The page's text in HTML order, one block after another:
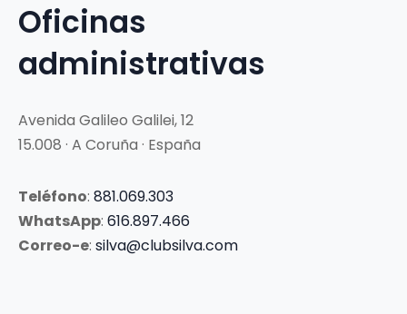
Oficinas
administrativas
Avenida Galileo Galilei, 12
15.008 · A Coruña · España
Teléfono: 881.069.303
WhatsApp: 616.897.466
Correo-e: silva@clubsilva.com